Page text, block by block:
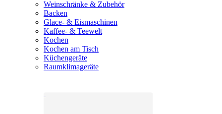
Weinschränke & Zubehör
Backen
Glace- & Eismaschinen
Kaffee- & Teewelt
Kochen
Kochen am Tisch
Küchengeräte
Raumklimageräte